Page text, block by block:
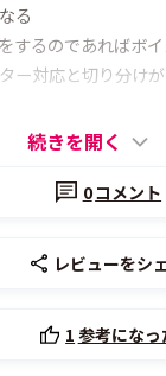
る
するのであればボ
ー対応と切り分け
続きを開く
0コメント
レビューをシ
1 参考になっ